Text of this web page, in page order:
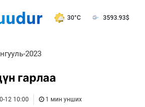
30°C 3593.93$
2023
гарлаа
12 10:00 1 мин унших